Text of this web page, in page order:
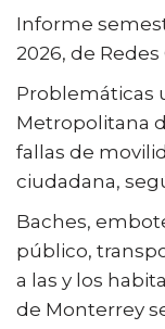
Informe
2026, de
Problemáticas
Metropolitana
fallas de
ciudadana,
Baches,
público,
a las y los
de Monterrey